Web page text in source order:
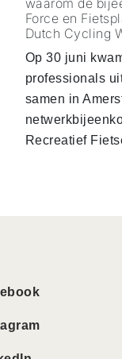
waarom de
Force en
Dutch Cycling
Op 30 juni
professionals
samen in
Recreatief